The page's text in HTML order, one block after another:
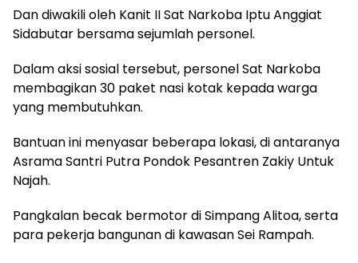
Dan diwakili oleh Kanit II Sat Narkoba Iptu Anggiat
Sidabutar bersama sejumlah personel.
Dalam aksi sosial tersebut, personel Sat Narkoba
membagikan 30 paket nasi kotak kepada warga
yang membutuhkan.
Bantuan ini menyasar beberapa lokasi, di antaranya
Asrama Santri Putra Pondok Pesantren Zakiy Untuk
Najah.
Pangkalan becak bermotor di Simpang Alitoa, serta
para pekerja bangunan di kawasan Sei Rampah.